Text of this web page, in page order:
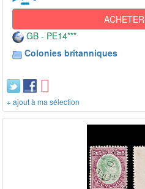
ACHETER
GB - PE14***
Colonies britanniques
+ ajout à ma sélection